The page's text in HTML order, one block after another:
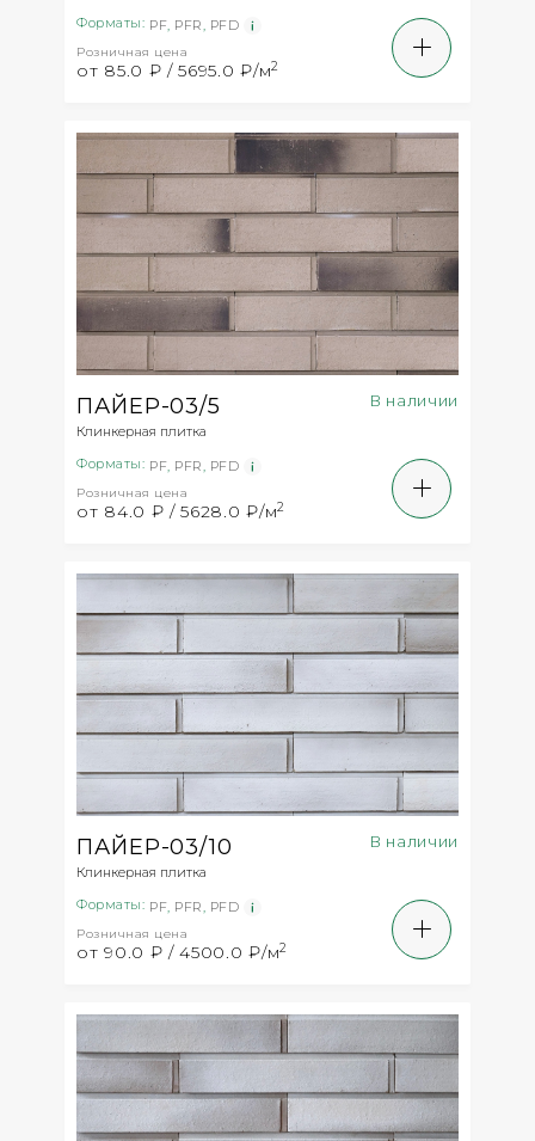
Форматы: PF, PFR, PFD
Розничная цена
от 85.0 ₽ / 5695.0 ₽/м2
ПАЙЕР-03/5
Клинкерная плитка
В наличии
Форматы: PF, PFR, PFD
Розничная цена
от 84.0 ₽ / 5628.0 ₽/м2
ПАЙЕР-03/10
Клинкерная плитка
В наличии
Форматы: PF PFR PFD
Розничная цена
от 90.0 ₽ / 4500.0 ₽/м2